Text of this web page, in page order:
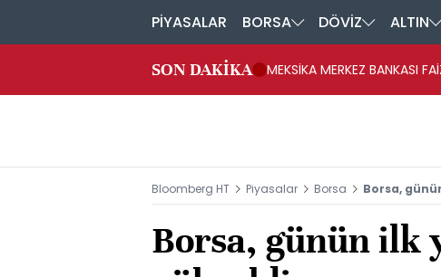
PİYASALAR BORSA DÖVİZ ALTIN
SON DAKİKA MEKSİKA MERKEZ BANKASI
Bloomberg HT Piyasalar Borsa Borsa,
Borsa, günün ilk